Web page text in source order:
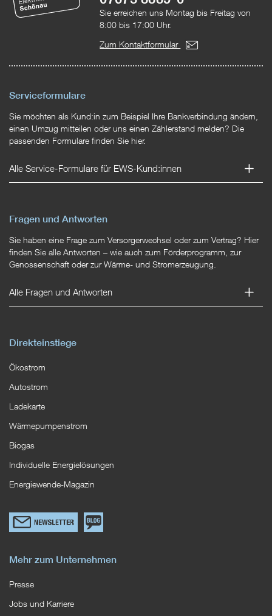
Sie erreichen uns Montag bis Freitag von
8:00 bis 17:00 Uhr.
Zum Kontaktformular
Serviceformulare
Sie möchten als Kund:in zum Beispiel Ihre Bankverbindung ändern,
einen Umzug mitteilen oder uns einen Zählerstand melden? Die
passenden Formulare finden Sie hier.
Alle Service-Formulare für EWS-Kund:innen
Fragen und Antworten
Sie haben eine Frage zum Versorgerwechsel oder zum Vertrag? Hier
finden Sie alle Antworten – wie auch zum Förderprogramm, zur
Genossenschaft oder zur Wärme- und Stromerzeugung.
Alle Fragen und Antworten
Direkteinstiege
Ökostrom
Autostrom
Ladekarte
Wärmepumpenstrom
Biogas
Individuelle Energielösungen
Energiewende-Magazin
Link
zum
Newsletterformular
Zum
Blog
Mehr zum Unternehmen
Presse
Jobs und Karriere